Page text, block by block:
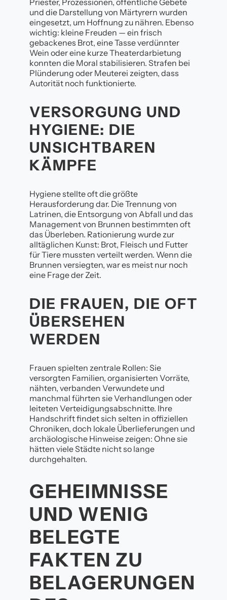
und die Darstellung von Märtyrern wurden
eingesetzt, um Hoffnung zu nähren. Ebenso
wichtig: kleine Freuden — ein frisch
gebackenes Brot, eine Tasse verdünnter
Wein oder eine kurze Theaterdarbietung
konnten die Moral stabilisieren. Strafen bei
Plünderung oder Meuterei zeigten, dass
Autorität noch funktionierte.
VERSORGUNG UND
HYGIENE: DIE
UNSICHTBAREN
KÄMPFE
Hygiene stellte oft die größte
Herausforderung dar. Die Trennung von
Latrinen, die Entsorgung von Abfall und das
Management von Brunnen bestimmten oft
das Überleben. Rationierung wurde zur
alltäglichen Kunst: Brot, Fleisch und Futter
für Tiere mussten verteilt werden. Wenn die
Brunnen versiegten, war es meist nur noch
eine Frage der Zeit.
DIE FRAUEN, DIE OFT
ÜBERSEHEN
WERDEN
Frauen spielten zentrale Rollen: Sie
versorgten Familien, organisierten Vorräte,
nähten, verbanden Verwundete und
manchmal führten sie Verhandlungen oder
leiteten Verteidigungsabschnitte. Ihre
Handschrift findet sich selten in offiziellen
Chroniken, doch lokale Überlieferungen und
archäologische Hinweise zeigen: Ohne sie
hätten viele Städte nicht so lange
durchgehalten.
GEHEIMNISSE
UND WENIG
BELEGTE
FAKTEN ZU
BELAGERUNGEN